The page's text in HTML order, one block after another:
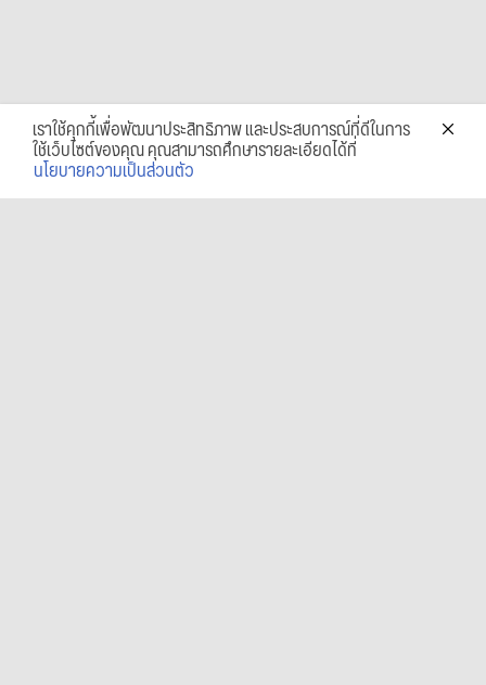
เราใช้คุกกี้เพื่อพัฒนาประสิทธิภาพ และประสบการณ์ที่ดีในการ
ใช้เว็บไซต์ของคุณ คุณสามารถศึกษารายละเอียดได้ที่
นโยบายความเป็นส่วนตัว